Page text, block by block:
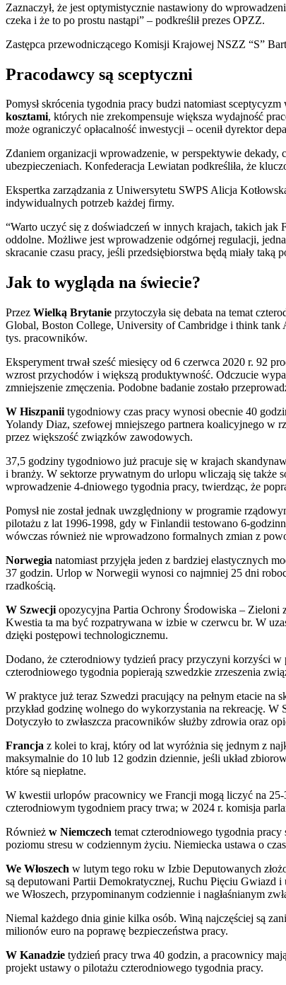
Zaznaczył, że jest optymistycznie nastawiony do
czeka i że to po prostu nastąpi” – podkreślił prezes OPZZ.
Zastępca przewodniczącego Komisji Krajowej NSZZ “S”
Pracodawcy są sceptyczni
Pomysł skrócenia tygodnia pracy budzi natomiast
kosztami, których nie zrekompensuje większa wydajność
może ograniczyć opłacalność inwestycji – ocenił dyrektor
Zdaniem organizacji wprowadzenie, w perspektywie dekady,
ubezpieczeniach. Konfederacja Lewiatan podkreśliła, że
Ekspertka zarządzania z Uniwersytetu SWPS Alicja
indywidualnych potrzeb każdej firmy.
“Warto uczyć się z doświadczeń w innych krajach, takich jak
oddolne. Możliwe jest wprowadzenie odgórnej regulacji,
skracanie czasu pracy, jeśli przedsiębiorstwa będą miały taką
Jak to wygląda na świecie?
Przez Wielką Brytanie przytoczyła się debata na temat
Global, Boston College, University of Cambridge i think tank
tys. pracowników.
Eksperyment trwał sześć miesięcy od 6 czerwca 2020 r. 92
wzrost przychodów i większą produktywność. Odczucie
zmniejszenie zmęczenia. Podobne badanie zostało
W Hiszpanii tygodniowy czas pracy wynosi obecnie 40
Yolandy Diaz, szefowej mniejszego partnera koalicyjnego w
przez większość związków zawodowych.
37,5 godziny tygodniowo już pracuje się w krajach
i branży. W sektorze prywatnym do urlopu wliczają się także
wprowadzenie 4-dniowego tygodnia pracy, twierdząc, że
Pomysł nie został jednak uwzględniony w programie
pilotażu z lat 1996-1998, gdy w Finlandii testowano 6-
wówczas również nie wprowadzono formalnych zmian z
Norwegia natomiast przyjęła jeden z bardziej elastycznych
37 godzin. Urlop w Norwegii wynosi co najmniej 25 dni
rzadkością.
W Szwecji opozycyjna Partia Ochrony Środowiska – Zieloni
Kwestia ta ma być rozpatrywana w izbie w czerwcu br. W
dzięki postępowi technologicznemu.
Dodano, że czterodniowy tydzień pracy przyczyni korzyści
czterodniowego tygodnia popierają szwedzkie zrzeszenia
W praktyce już teraz Szwedzi pracujący na pełnym etacie
przykład godzinę wolnego do wykorzystania na rekreację.
Dotyczyło to zwłaszcza pracowników służby zdrowia oraz
Francja z kolei to kraj, który od lat wyróżnia się jednym z
maksymalnie do 10 lub 12 godzin dziennie, jeśli układ
które są niepłatne.
W kwestii urlopów pracownicy we Francji mogą liczyć na
czterodniowym tygodniem pracy trwa; w 2024 r. komisja
Również w Niemczech temat czterodniowego tygodnia
poziomu stresu w codziennym życiu. Niemiecka ustawa o
We Włoszech w lutym tego roku w Izbie Deputowanych
są deputowani Partii Demokratycznej, Ruchu Pięciu Gwiazd
we Włoszech, przypominanym codziennie i nagłaśnianym
Niemal każdego dnia ginie kilka osób. Winą najczęściej są
milionów euro na poprawę bezpieczeństwa pracy.
W Kanadzie tydzień pracy trwa 40 godzin, a pracownicy
projekt ustawy o pilotażu czterodniowego tygodnia pracy.